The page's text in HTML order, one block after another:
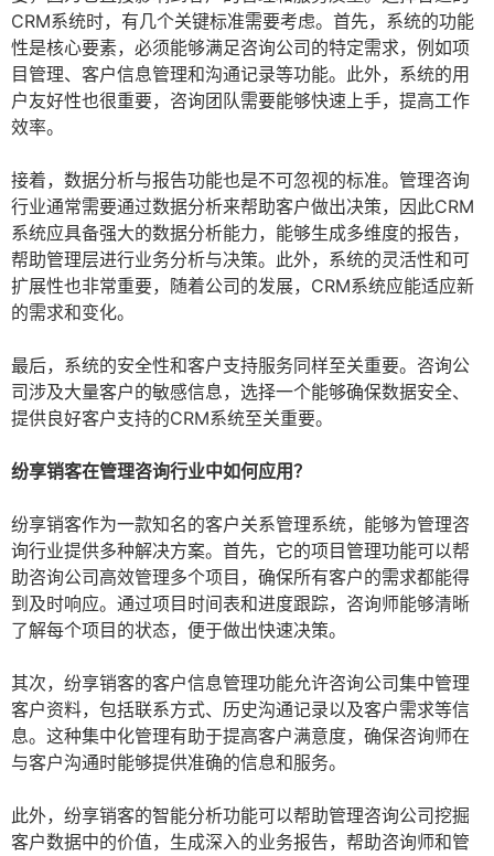
CRM系统时，有几个关键标准需要考虑。首先，系统的功能
性是核心要素，必须能够满足咨询公司的特定需求，例如项
目管理、客户信息管理和沟通记录等功能。此外，系统的用
户友好性也很重要，咨询团队需要能够快速上手，提高工作
效率。
接着，数据分析与报告功能也是不可忽视的标准。管理咨询
行业通常需要通过数据分析来帮助客户做出决策，因此CRM
系统应具备强大的数据分析能力，能够生成多维度的报告，
帮助管理层进行业务分析与决策。此外，系统的灵活性和可
扩展性也非常重要，随着公司的发展，CRM系统应能适应新
的需求和变化。
最后，系统的安全性和客户支持服务同样至关重要。咨询公
司涉及大量客户的敏感信息，选择一个能够确保数据安全、
提供良好客户支持的CRM系统至关重要。
纷享销客在管理咨询行业中如何应用？
纷享销客作为一款知名的客户关系管理系统，能够为管理咨
询行业提供多种解决方案。首先，它的项目管理功能可以帮
助咨询公司高效管理多个项目，确保所有客户的需求都能得
到及时响应。通过项目时间表和进度跟踪，咨询师能够清晰
了解每个项目的状态，便于做出快速决策。
其次，纷享销客的客户信息管理功能允许咨询公司集中管理
客户资料，包括联系方式、历史沟通记录以及客户需求等信
息。这种集中化管理有助于提高客户满意度，确保咨询师在
与客户沟通时能够提供准确的信息和服务。
此外，纷享销客的智能分析功能可以帮助管理咨询公司挖掘
客户数据中的价值，生成深入的业务报告，帮助咨询师和管